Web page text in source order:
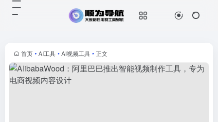
首页 • AI工具 • AI视频工具 • 正文
内容设计。它结合了人工智能技术，
能够对商品内容进行智能理解，自动
为商品编写剧本、添加镜头...